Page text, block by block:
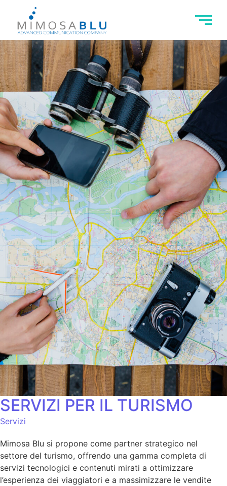
SERVIZI PER IL TURISMO
Servizi
Mimosa Blu si propone come partner strategico nel
settore del turismo, offrendo una gamma completa di
servizi tecnologici e contenuti mirati a ottimizzare
l’esperienza dei viaggiatori e a massimizzare le vendite